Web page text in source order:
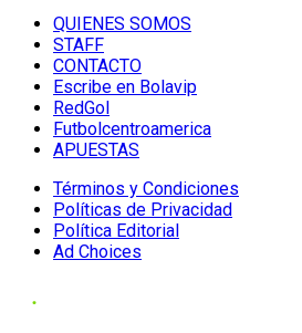
QUIENES SOMOS
STAFF
CONTACTO
Escribe en Bolavip
RedGol
Futbolcentroamerica
APUESTAS
Términos y Condiciones
Políticas de Privacidad
Política Editorial
Ad Choices